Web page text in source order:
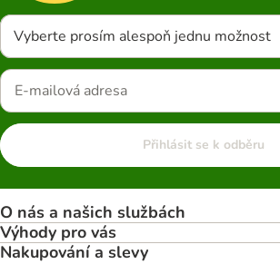
Vyberte prosím alespoň jednu možnost
Přihlásit se k odběru
O nás a našich službách
Výhody pro vás
Nakupování a slevy